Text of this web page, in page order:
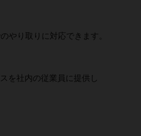
やり取りに対応できます。
を社内の従業員に提供し
関心に基づいて理解し、自
新規採用者に自動的に変換